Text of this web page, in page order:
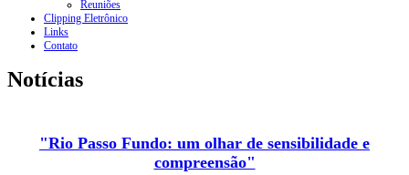
Reuniões
Clipping Eletrônico
Links
Contato
Notícias
"Rio Passo Fundo: um olhar de sensibilidade e
compreensão"